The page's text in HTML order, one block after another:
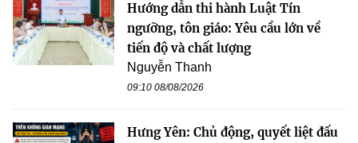
Hướng dẫn thi hành Luật Tín
ngưỡng, tôn giáo: Yêu cầu lớn về
tiến độ và chất lượng
Nguyễn Thanh
09:10 08/08/2026
Hưng Yên: Chủ động, quyết liệt đấu